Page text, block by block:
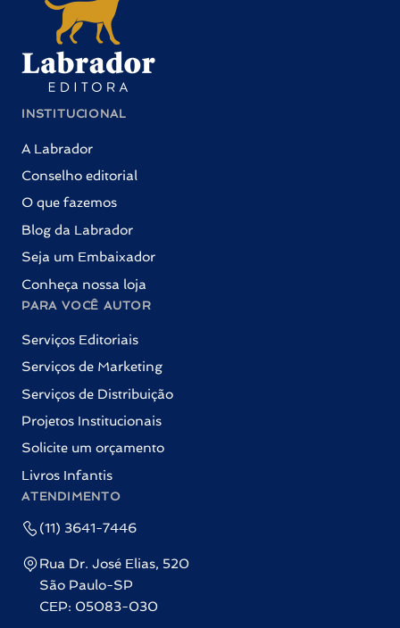
INSTITUCIONAL
A Labrador
Conselho editorial
O que fazemos
Blog da Labrador
Seja um Embaixador
Conheça nossa loja
PARA VOCÊ AUTOR
Serviços Editoriais
Serviços de Marketing
Serviços de Distribuição
Projetos Institucionais
Solicite um orçamento
Livros Infantis
ATENDIMENTO
(11) 3641-7446
Rua Dr. José Elias, 520
São Paulo-SP
CEP: 05083-030